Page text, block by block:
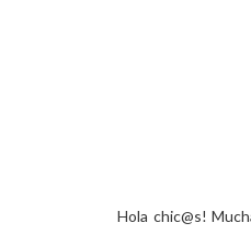
Hola chic@s!